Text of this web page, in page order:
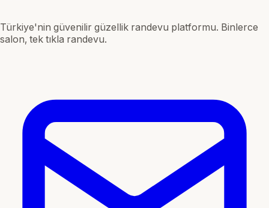
Türkiye'nin güvenilir güzellik randevu platformu. Binlerce
salon, tek tıkla randevu.